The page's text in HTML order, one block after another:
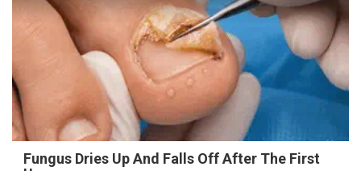
Fungus Dries Up And Falls Off After The First